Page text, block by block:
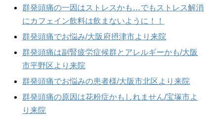
群発頭痛の一因はストレスかも…でもストレス解消
にカフェイン飲料は飲まないように！！
群発頭痛でお悩み/大阪府摂津市より来院
群発頭痛は副腎疲労症候群とアレルギーかも/大阪
市平野区より来院
群発頭痛でお悩みの患者様/大阪市北区より来院
群発頭痛の原因は花粉症かもしれません/宝塚市よ
り来院